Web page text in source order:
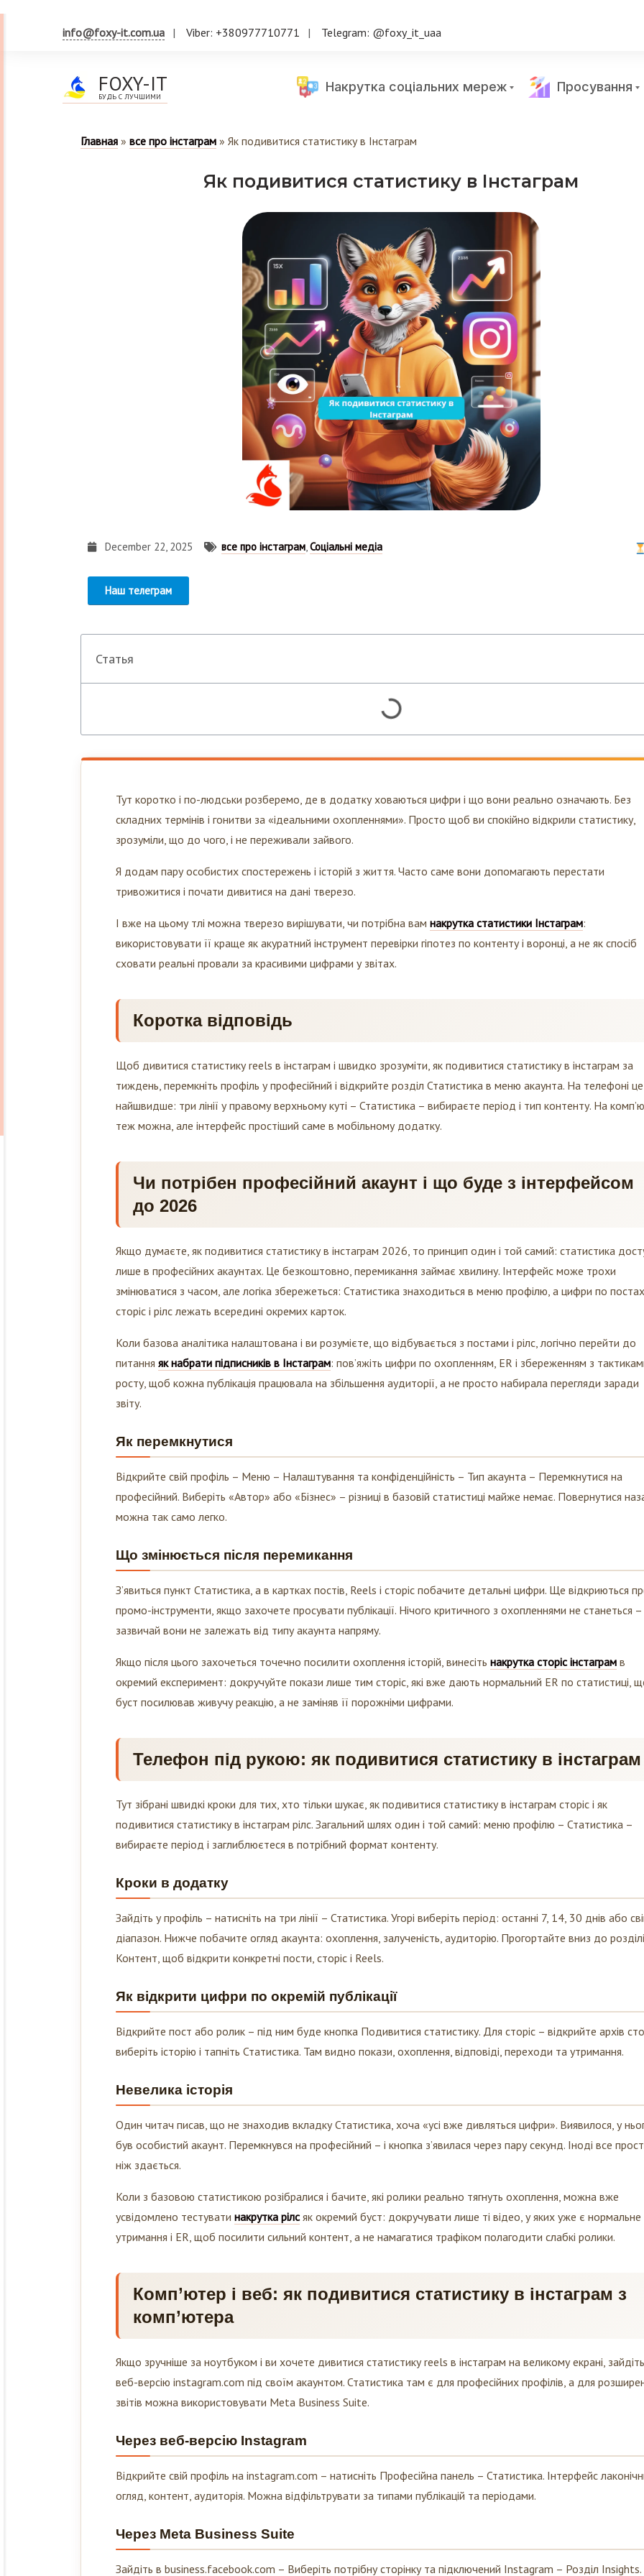
БУДЬ С ЛУЧШИМИ
Главная все про інстаграм Як подивитися статистику в Інстаграм
Як подивитися статистику в Інстаграм
December 22, 2025 все про інстаграм Соціальні медіа
Наш телеграм
Статья
Тут коротко і по-людськи розберемо, де в додатку ховаються цифри і що вони реально означають. Без
складних термінів і гонитви за «ідеальними охопленнями». Просто щоб ви спокійно відкрили статистику,
Я додам пару особистих спостережень і історій з життя. Часто саме вони допомагають перестати
І вже на цьому тлі можна тверезо вирішувати, чи потрібна вам накрутка статистики Інстаграм
використовувати її краще як акуратний інструмент перевірки гіпотез по контенту і воронці, а не як спосіб
Коротка відповідь
Щоб дивитися статистику reels в інстаграм і швидко зрозуміти, як подивитися статистику в інстаграм за
найшвидше: три лінії у правому верхньому куті – Статистика – вибираєте період і тип контенту. На
теж можна, але інтерфейс простіший саме в мобільному додатку.
Чи потрібен професійний акаунт і що буде з інтерфейсом
до 2026
Якщо думаєте, як подивитися статистику в інстаграм 2026, то принцип один і той самий: статистика
лише в професійних акаунтах. Це безкоштовно, перемикання займає хвилину. Інтерфейс може трохи
змінюватися з часом, але логіка збережеться: Статистика знаходиться в меню профілю, а цифри по постах,
Коли базова аналітика налаштована і ви розумієте, що відбувається з постами і рілс, логічно перейти до
як набрати підписників в Інстаграм
: пов’яжіть цифри по охопленням, ER і збереженням з тактиками
росту, щоб кожна публікація працювала на збільшення аудиторії, а не просто набирала перегляди заради
Як перемкнутися
професійний. Виберіть «Автор» або «Бізнес» – різниці в базовій статистиці майже немає. Повернутися
Що змінюється після перемикання
З’явиться пункт Статистика, а в картках постів, Reels і сторіс побачите детальні цифри. Ще відкриються
промо-інструменти, якщо захочете просувати публікації. Нічого критичного з охопленнями не станеться –
накрутка сторіс інстаграм
окремий експеримент: докручуйте покази лише тим сторіс, які вже дають нормальний ER по статистиці,
буст посилював живучу реакцію, а не заміняв її порожніми цифрами.
Телефон під рукою: як подивитися статистику в інстаграм
Тут зібрані швидкі кроки для тих, хто тільки шукає, як подивитися статистику в інстаграм сторіс і як
вибираєте період і заглиблюєтеся в потрібний формат контенту.
Кроки в додатку
Зайдіть у профіль – натисніть на три лінії – Статистика. Угорі виберіть період: останні 7, 14, 30 днів або свій
діапазон. Нижче побачите огляд акаунта: охоплення, залученість, аудиторію. Прогортайте вниз до розділів
Контент, щоб відкрити конкретні пости, сторіс і Reels.
Як відкрити цифри по окремій публікації
Відкрийте пост або ролик – під ним буде кнопка Подивитися статистику. Для сторіс – відкрийте архів
виберіть історію і тапніть Статистика. Там видно покази, охоплення, відповіді, переходи та утримання.
Невелика історія
був особистий акаунт. Перемкнувся на професійний – і кнопка з’явилася через пару секунд. Іноді все
Коли з базовою статистикою розібралися і бачите, які ролики реально тягнуть охоплення, можна вже
накрутка рілс
як окремий буст: докручувати лише ті відео, у яких уже є нормальне
утримання і ER, щоб посилити сильний контент, а не намагатися трафіком полагодити слабкі ролики.
Комп’ютер і веб: як подивитися статистику в інстаграм з
комп’ютера
Якщо зручніше за ноутбуком і ви хочете дивитися статистику reels в інстаграм на великому екрані, зайдіть
веб-версію instagram.com під своїм акаунтом. Статистика там є для професійних профілів, а для
Через веб-версію Instagram
огляд, контент, аудиторія. Можна відфільтрувати за типами публікацій та періодами.
Через Meta Business Suite
Зайдіть в business.facebook.com – Виберіть потрібну сторінку та підключений Instagram – Розділ Insights.